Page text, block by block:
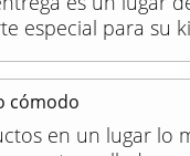
especial para su
cómodo
en un lugar lo